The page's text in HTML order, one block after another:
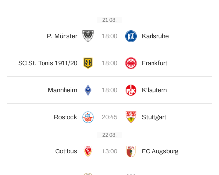
21.08.
P. Münster 18:00 Karlsruhe
SC St. Tönis 1911/20 18:00 Frankfurt
Mannheim 18:00 K'lautern
Rostock 20:45 Stuttgart
22.08.
Cottbus 13:00 FC Augsburg